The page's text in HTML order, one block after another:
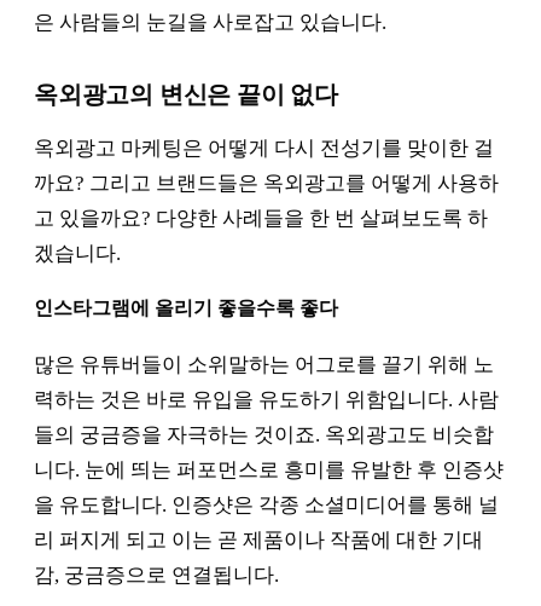
은 사람들의 눈길을 사로잡고 있습니다.
옥외광고의 변신은 끝이 없다
옥외광고 마케팅은 어떻게 다시 전성기를 맞이한 걸
까요? 그리고 브랜드들은 옥외광고를 어떻게 사용하
고 있을까요? 다양한 사례들을 한 번 살펴보도록 하
겠습니다.
인스타그램에 올리기 좋을수록 좋다
많은 유튜버들이 소위말하는 어그로를 끌기 위해 노
력하는 것은 바로 유입을 유도하기 위함입니다. 사람
들의 궁금증을 자극하는 것이죠. 옥외광고도 비슷합
니다. 눈에 띄는 퍼포먼스로 흥미를 유발한 후 인증샷
을 유도합니다. 인증샷은 각종 소셜미디어를 통해 널
리 퍼지게 되고 이는 곧 제품이나 작품에 대한 기대
감, 궁금증으로 연결됩니다.